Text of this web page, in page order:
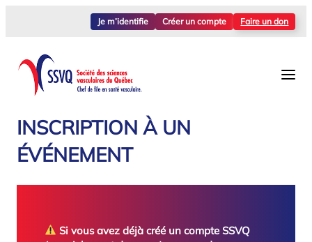
Je m’identifie Créer un compte Faire un don
INSCRIPTION À UN
ÉVÉNEMENT
Si vous avez déjà créé un compte SSVQ